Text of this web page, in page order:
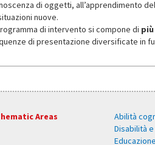
di oggetti, all’apprendimento
nuove.
di intervento si compone di
di presentazione diversificate in
Areas
Abilità
Disabilità